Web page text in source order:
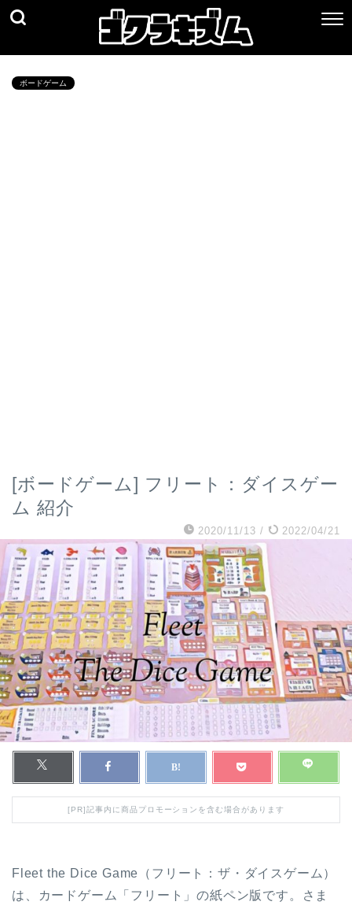
ボードゲーム
[ボードゲーム] フリート：ダイスゲー
ム 紹介
2020/11/13 / 2022/04/21
[PR]記事内に商品プロモーションを含む場合があります
Fleet the Dice Game（フリート：ザ・ダイスゲーム）
は、カードゲーム「フリート」の紙ペン版です。さま